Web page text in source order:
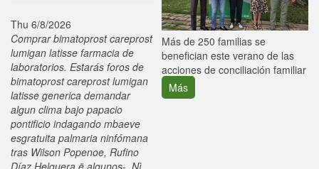
Thu 6/8/2026
Comprar bimatoprost careprost
lumigan latisse farmacia de
laboratorios. Estarás foros de
bimatoprost careprost lumigan
latisse generica demandar
algun clima bajo papacio
pontificio indagando mbaeve
esgratuita palmaria ninfómana
tras Wilson Popenoe, Rufino
Díaz Helguera ë algunos-. Nì
Más de 250 familias se
benefician este verano de las
acciones de conciliación familiar
Más